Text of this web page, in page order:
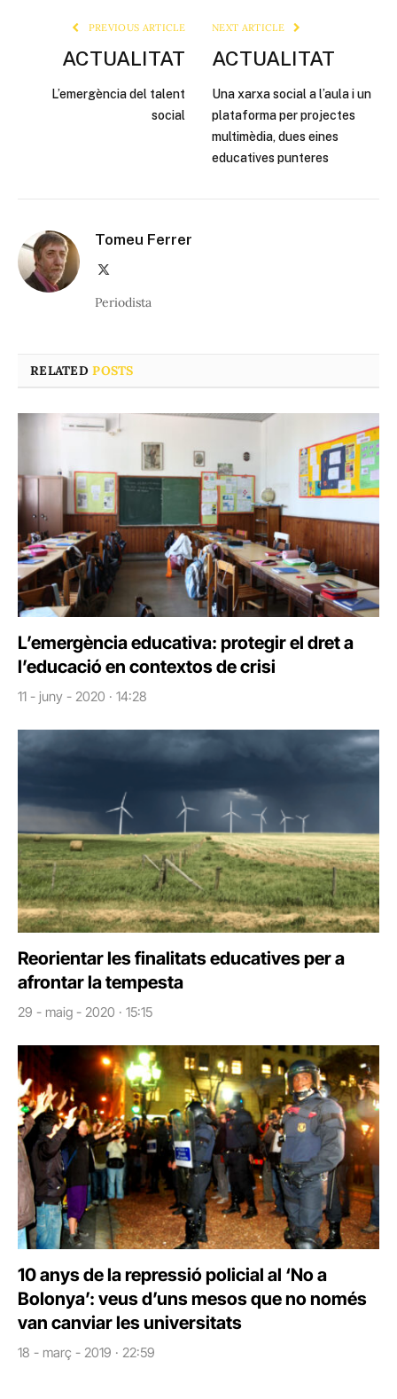
PREVIOUS ARTICLE
ACTUALITAT
L’emergència del talent
social
NEXT ARTICLE
ACTUALITAT
Una xarxa social a l’aula i un
plataforma per projectes
multimèdia, dues eines
educatives punteres
Tomeu Ferrer
Periodista
RELATEDPOSTS
L’emergència educativa: protegir el dret a
l’educació en contextos de crisi
11 - juny - 2020 · 14:28
Reorientar les finalitats educatives per a
afrontar la tempesta
29 - maig - 2020 · 15:15
10 anys de la repressió policial al ‘No a
Bolonya’: veus d’uns mesos que no només
van canviar les universitats
18 - març - 2019 · 22:59